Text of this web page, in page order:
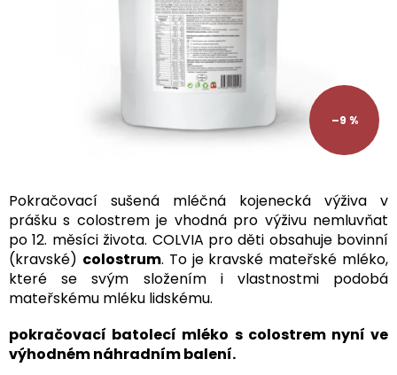
–9 %
Pokračovací sušená mléčná kojenecká výživa v
prášku s colostrem je vhodná pro výživu nemluvňat
po 12. měsíci života. COLVIA pro děti obsahuje bovinní
(kravské) colostrum. To je kravské mateřské mléko,
které se svým složením i vlastnostmi podobá
mateřskému mléku lidskému.
pokračovací batolecí mléko s colostrem nyní ve
výhodném náhradním balení.